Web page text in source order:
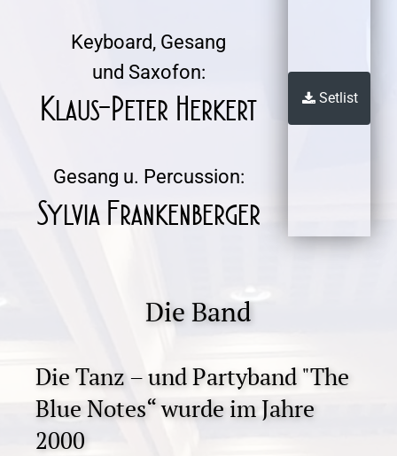
Keyboard, Gesang
und Saxofon:
Klaus-Peter Herkert
Gesang u. Percussion:
Sylvia Frankenberger
Setlist
Die Band
Die Tanz – und Partyband "The
Blue Notes“ wurde im Jahre
2000